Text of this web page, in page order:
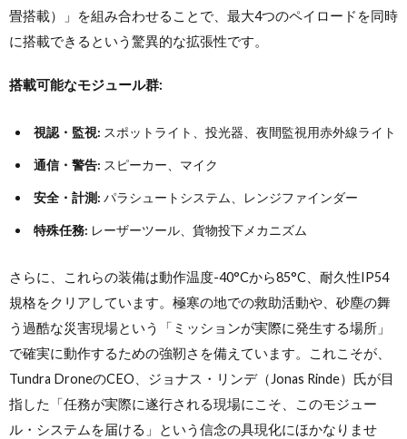
畳搭載）」を組み合わせることで、最大4つのペイロードを同時
に搭載できるという驚異的な拡張性です。
搭載可能なモジュール群:
視認・監視: スポットライト、投光器、夜間監視用赤外線ライト
通信・警告: スピーカー、マイク
安全・計測: パラシュートシステム、レンジファインダー
特殊任務: レーザーツール、貨物投下メカニズム
さらに、これらの装備は動作温度-40°Cから85°C、耐久性IP54
規格をクリアしています。極寒の地での救助活動や、砂塵の舞
う過酷な災害現場という「ミッションが実際に発生する場所」
で確実に動作するための強靭さを備えています。これこそが、
Tundra DroneのCEO、ジョナス・リンデ（Jonas Rinde）氏が目
指した「任務が実際に遂行される現場にこそ、このモジュー
ル・システムを届ける」という信念の具現化にほかなりませ